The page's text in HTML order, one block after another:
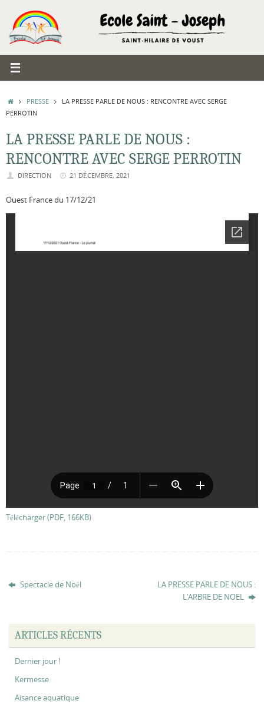
contenu
ACCUEIL
PRESSE
LA PRESSE PARLE DE NOUS : RENCONTRE AVEC SERGE
PERROTIN
LA PRESSE PARLE DE NOUS :
RENCONTRE AVEC SERGE PERROTIN
DIRECTION 21 DÉCEMBRE, 2021
Ouest France du 17/12/21
Télécharger (PDF, 166KB)
Spectacle de Noël
LA PRESSE PARLE DE NOUS :
L’ARBRE DE NOEL
ARTICLES RÉCENTS
Dernier jour !
Kermesse
Aisance aquatique